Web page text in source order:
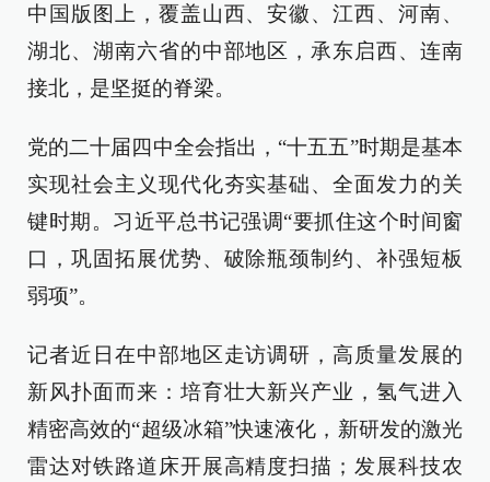
中国版图上，覆盖山西、安徽、江西、河南、
湖北、湖南六省的中部地区，承东启西、连南
接北，是坚挺的脊梁。
党的二十届四中全会指出，“十五五”时期是基本
实现社会主义现代化夯实基础、全面发力的关
键时期。习近平总书记强调“要抓住这个时间窗
口，巩固拓展优势、破除瓶颈制约、补强短板
弱项”。
记者近日在中部地区走访调研，高质量发展的
新风扑面而来：培育壮大新兴产业，氢气进入
精密高效的“超级冰箱”快速液化，新研发的激光
雷达对铁路道床开展高精度扫描；发展科技农